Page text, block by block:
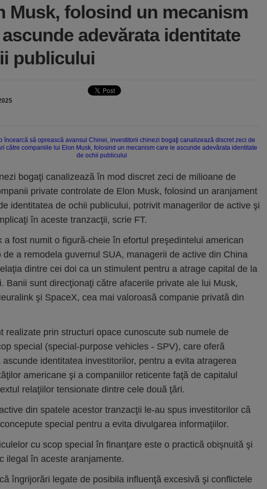
Musk, folosind un mecanism
adevărata identitate
publicului
bogaţi canalizează în mod discret zeci de milioane de
private controlate de Elon Musk, folosind un aranjament
identitatea de ochii publicului, potrivit managerilor de active şi
în aceste tranzacţii, scrie FT.
a fost numit o figură-cheie în efortul preşedintelui american
de a remodela guvernul SUA, managerii de active din China
dintre cei doi ca un stimulent pentru a atrage capital de la
Banii sunt direcţionaţi către afacerile private ale lui Musk,
şi SpaceX, cea mai valoroasă companie privată din
realizate prin structuri opace cunoscute sub numele de
special (special-purpose vehicles - SPV), care oferă
ascunde identitatea investitorilor, pentru a evita atragerea
americane şi a companiilor reticente faţă de capitalul
relaţiilor tensionate dintre cele două ţări.
din spatele acestor tranzacţii le-au spus investitorilor că
special pentru a evita divulgarea informaţiilor.
cu scop special în finanţare este o practică obişnuită şi
ilegal în aceste aranjamente.
îngrijorări legate de posibila influenţă excesivă şi conflictele